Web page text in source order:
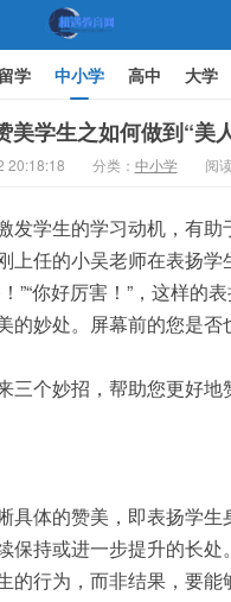
留学 中小学 高中 大学
美学生之如何做到“美
20:18:18 分类： 中小学 阅
发学生的学习动机，有助
上任的小吴老师在表扬学
”“你好厉害！”，这样的
的妙处。屏幕前的您是否
三个妙招，帮助您更好地
具体的赞美，即表扬学生
保持或进一步提升的长处
的行为，而非结果，要能